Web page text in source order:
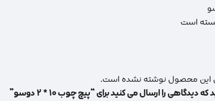
است
این محصول نوشته نشده است.
دیدگاهی را ارسال می کنید برای “پیچ چوب 10 * 2 دوسو”